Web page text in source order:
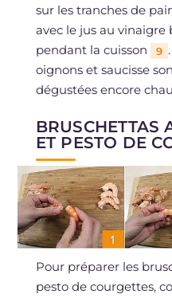
sur les tranches de
avec le jus au
pendant la cuisson
9
oignons et saucisse
dégustées encore
BRUSCHETTAS
ET PESTO DE
Pour préparer les
pesto de courgettes,